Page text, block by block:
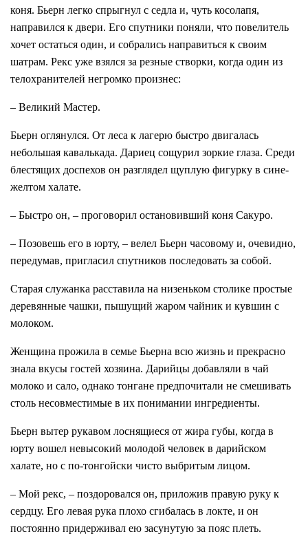
коня. Бьерн легко спрыгнул с седла и, чуть косолапя,
направился к двери. Его спутники поняли, что повелитель
хочет остаться один, и собрались направиться к своим
шатрам. Рекс уже взялся за резные створки, когда один из
телохранителей негромко произнес:
– Великий Мастер.
Бьерн оглянулся. От леса к лагерю быстро двигалась
небольшая кавалькада. Дариец сощурил зоркие глаза. Среди
блестящих доспехов он разглядел щуплую фигурку в сине-
желтом халате.
– Быстро он, – проговорил остановивший коня Сакуро.
– Позовешь его в юрту, – велел Бьерн часовому и, очевидно,
передумав, пригласил спутников последовать за собой.
Старая служанка расставила на низеньком столике простые
деревянные чашки, пышущий жаром чайник и кувшин с
молоком.
Женщина прожила в семье Бьерна всю жизнь и прекрасно
знала вкусы гостей хозяина. Дарийцы добавляли в чай
молоко и сало, однако тонгане предпочитали не смешивать
столь несовместимые в их понимании ингредиенты.
Бьерн вытер рукавом лоснящиеся от жира губы, когда в
юрту вошел невысокий молодой человек в дарийском
халате, но с по-тонгойски чисто выбритым лицом.
– Мой рекс, – поздоровался он, приложив правую руку к
сердцу. Его левая рука плохо сгибалась в локте, и он
постоянно придерживал ею засунутую за пояс плеть.